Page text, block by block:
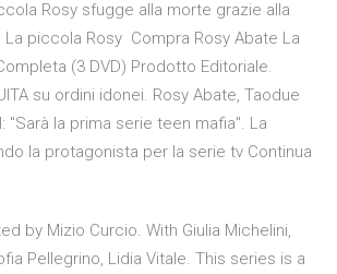
Rosy sfugge alla morte grazie alla
piccola Rosy Compra Rosy Abate La
(3 DVD) Prodotto Editoriale.
su ordini idonei. Rosy Abate, Taodue
"Sarà la prima serie teen mafia". La
la protagonista per la serie tv Continua
by Mizio Curcio. With Giulia Michelini,
Pellegrino, Lidia Vitale. This series is a